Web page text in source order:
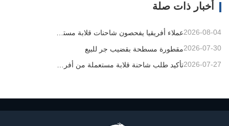
أخبار ذات صلة
عملاء أفريقيا يفحصون شاحنات قلابة مستعملة 2026-08-04
مقطورة مسطحة بقضيب جر للبيع2026-07-30
2026-07-27